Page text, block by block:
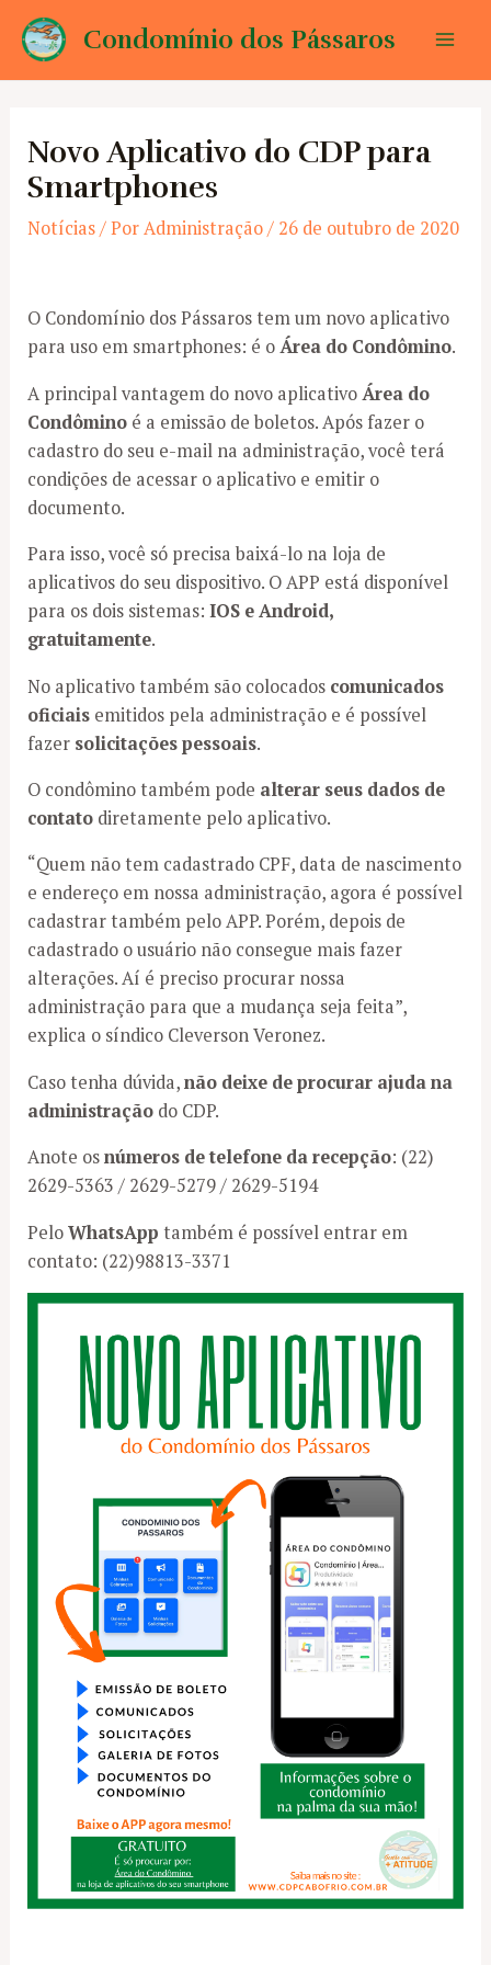
para
Condomínio dos Pássaros
Novo Aplicativo do CDP para
Smartphones
Notícias/ PorAdministração/ 26 de outubro de 2020
O Condomínio dos Pássaros tem um novo aplicativo
para uso em smartphones: é oÁrea do Condômino.
A principal vantagem do novo aplicativoÁrea do
Condômino é a emissão de boletos. Após fazer o
cadastro do seu e-mail na administração, você terá
condições de acessar o aplicativo e emitir o
documento.
Para isso, você só precisa baixá-lo na loja de
aplicativos do seu dispositivo. O APP está disponível
para os dois sistemas:IOS e Android,
gratuitamente.
No aplicativo também são colocados comunicados
oficiais emitidos pela administração e é possível
fazer solicitações pessoais.
O condômino também pode alterar seus dados de
contato diretamente pelo aplicativo.
“Quem não tem cadastrado CPF, data de nascimento
e endereço em nossa administração, agora é possível
cadastrar também pelo APP. Porém, depois de
cadastrado o usuário não consegue mais fazer
alterações. Aí é preciso procurar nossa
administração para que a mudança seja feita”,
explica o síndico Cleverson Veronez.
Caso tenha dúvida,não deixe de procurar ajuda na
administração do CDP.
Anote osnúmeros de telefone da recepção: (22)
2629-5363 / 2629-5279 / 2629-5194
PeloWhatsApp também é possível entrar em
contato: (22)98813-3371